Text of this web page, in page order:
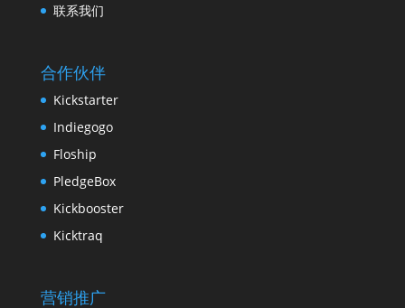
联系我们
合作伙伴
Kickstarter
Indiegogo
Floship
PledgeBox
Kickbooster
Kicktraq
营销推广